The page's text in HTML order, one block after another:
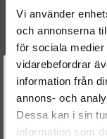
Vi använder
och annonserna
för sociala
vidarebefordrar
information från
annons- och
Dessa kan i sin
information som
0445116057
0986435445
03L130277C
AUDI
VW
2X0130277 VW
0986435370
0986435369